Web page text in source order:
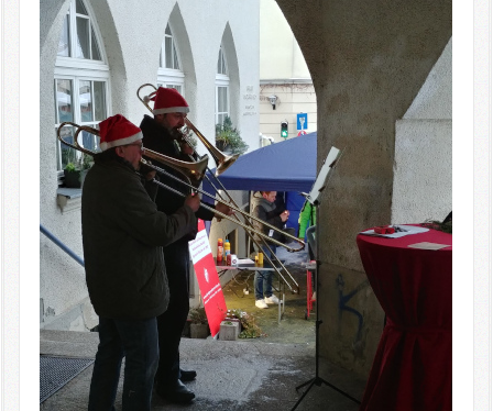
Archiv
Impressum
Vereine & Partner
Sponsoren